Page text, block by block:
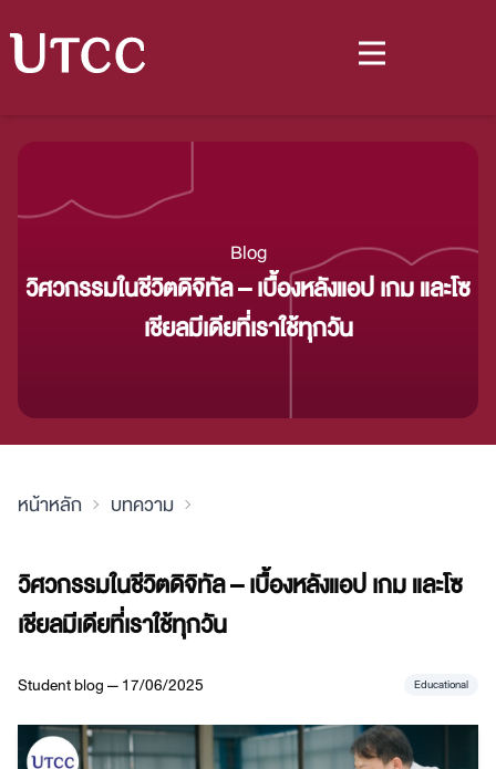
Blog
วิศวกรรมในชีวิตดิจิทัล – เบื้องหลังแอป เกม และโซ
เชียลมีเดียที่เราใช้ทุกวัน
หน้าหลัก บทความ
วิศวกรรมในชีวิตดิจิทัล – เบื้องหลังแอป เกม และโซ
เชียลมีเดียที่เราใช้ทุกวัน
Student blog — 17/06/2025 Educational